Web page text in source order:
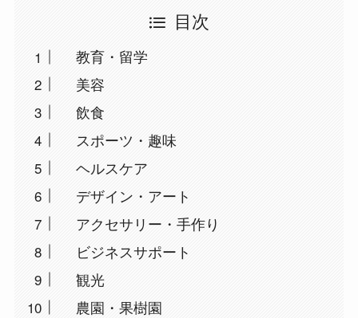
目次
教育・留学
美容
飲食
スポーツ・趣味
ヘルスケア
デザイン・アート
アクセサリー・手作り
ビジネスサポート
観光
農園・果樹園